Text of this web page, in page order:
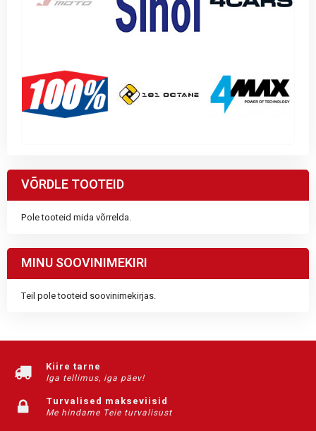
VÕRDLE TOOTEID
Pole tooteid mida võrrelda.
MINU SOOVINIMEKIRI
Teil pole tooteid soovinimekirjas.
Kiire tarne
Iga tellimus, iga päev!
Turvalised makseviisid
Me hindame Teie turvalisust